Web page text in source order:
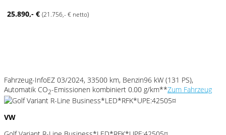
25.890,- € (21.756,- € netto)
Fahrzeug-InfoEZ 03/2024, 33500 km, Benzin96 kW (131 PS),
Automatik CO2-Emissionen kombiniert 0.00 g/km**Zum Fahrzeug
VW